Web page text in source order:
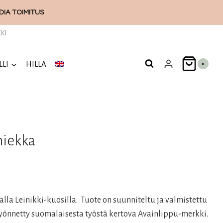
TOIMITUS
HILLA 0
Leinikki-kuosilla. Tuote on suunniteltu ja valmistettu
suomalaisesta työstä kertova Avainlippu-merkki.